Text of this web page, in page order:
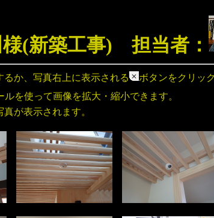
(新築工事) 担当者：
か、写真右上に表示される
ボタンをクリッ
を使って画像を拡大・縮小できます。
が表示されます。